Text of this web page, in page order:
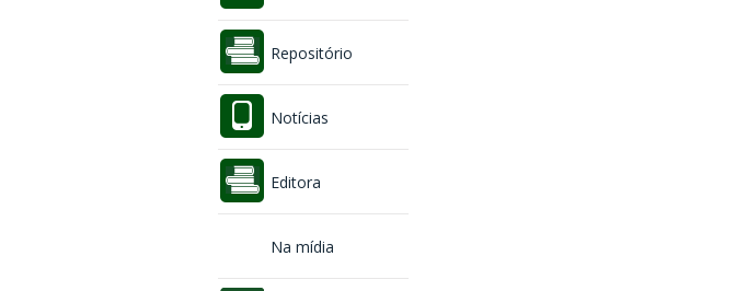
Repositório
Notícias
Editora
Na mídia